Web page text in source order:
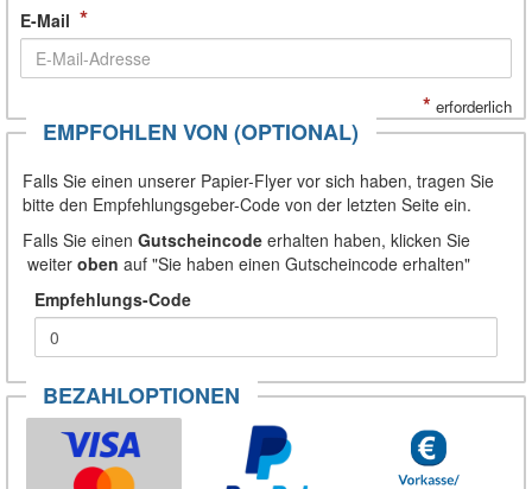
E-Mail *
* erforderlich
EMPFOHLEN VON (OPTIONAL)
Falls Sie einen unserer Papier-Flyer vor sich haben, tragen Sie
bitte den Empfehlungsgeber-Code von der letzten Seite ein.
Falls Sie einen Gutscheincode erhalten haben, klicken Sie
weiter oben auf "Sie haben einen Gutscheincode erhalten"
Empfehlungs-Code
BEZAHLOPTIONEN